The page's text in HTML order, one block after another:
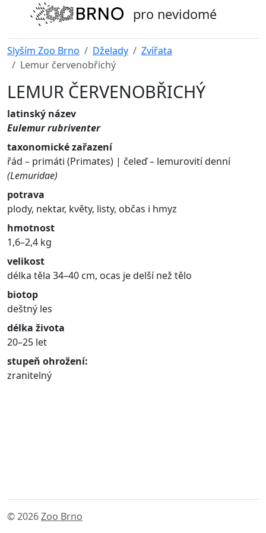
pro nevidomé
Slyším Zoo Brno Dželady
Zvířata
Lemur červenobřichý
LEMUR ČERVENOBŘICHÝ
latinský název
Eulemur rubriventer
taxonomické zařazení
řád – primáti (Primates) | čeleď – lemurovití denní
(Lemuridae)
potrava
plody, nektar, květy, listy, občas i hmyz
hmotnost
1,6–2,4 kg
velikost
délka těla 34–40 cm, ocas je delší než tělo
biotop
deštný les
délka života
20–25 let
stupeň ohrožení:
zranitelný
© 2026Zoo Brno